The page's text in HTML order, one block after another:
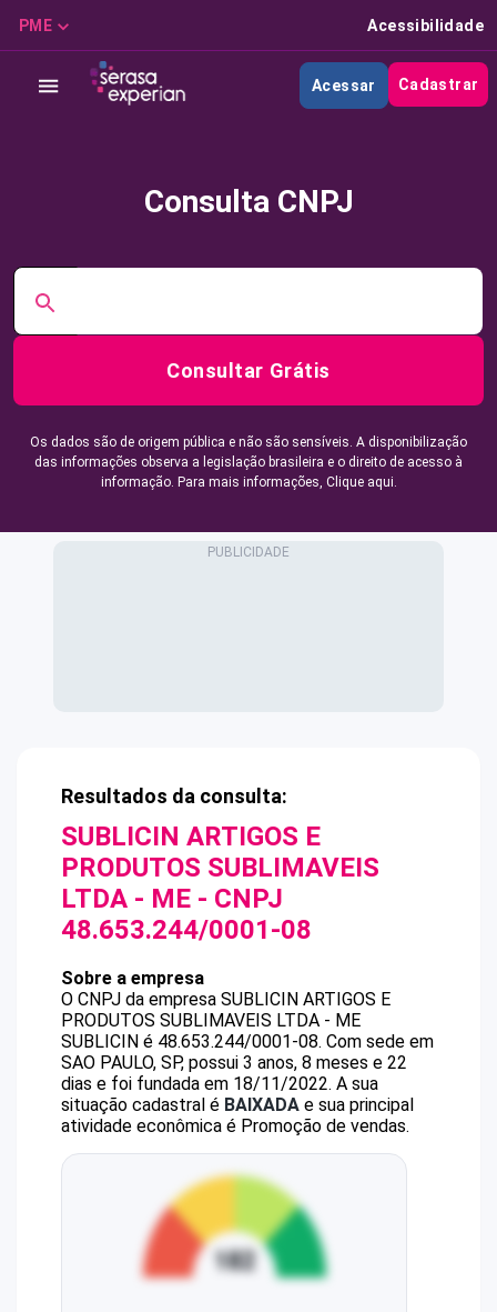
PME Acessibilidade
Acessar Cadastrar
Consulta CNPJ
Consultar Grátis
Os dados são de origem pública e não são sensíveis. A disponibilização
das informações observa a legislação brasileira e o direito de acesso à
informação. Para mais informações, Clique aqui.
Resultados da consulta:
SUBLICIN ARTIGOS E
PRODUTOS SUBLIMAVEIS
LTDA - ME - CNPJ
48.653.244/0001-08
Sobre a empresa
O CNPJ da empresa SUBLICIN ARTIGOS E
PRODUTOS SUBLIMAVEIS LTDA - ME
SUBLICIN é 48.653.244/0001-08. Com sede em
SAO PAULO, SP, possui 3 anos, 8 meses e 22
dias e foi fundada em 18/11/2022. A sua
situação cadastral é BAIXADA e sua principal
atividade econômica é Promoção de vendas.